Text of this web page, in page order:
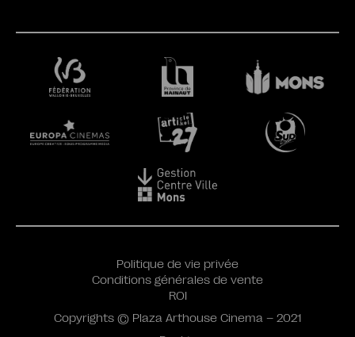
Politique de vie privée
Conditions générales de vente
ROI
Copyrights © Plaza Arthouse Cinema – 2021